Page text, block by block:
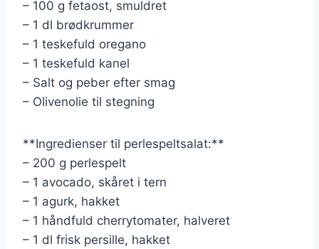
– 100 g fetaost, smuldret
– 1 dl brødkrummer
– 1 teskefuld oregano
– 1 teskefuld kanel
– Salt og peber efter smag
– Olivenolie til stegning
**Ingredienser til perlespeltsalat:**
– 200 g perlespelt
– 1 avocado, skåret i tern
– 1 agurk, hakket
– 1 håndfuld cherrytomater, halveret
– 1 dl frisk persille, hakket